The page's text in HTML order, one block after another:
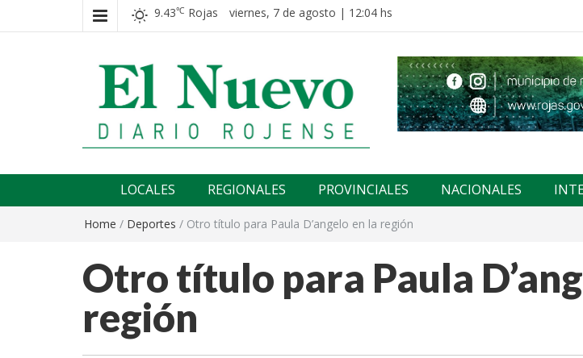
9.43℃ Rojas viernes, 7 de agosto | 12:04 hs
El nuevo rojense
LOCALES REGIONALES PROVINCIALES NACIONALES
Home / Deportes / Otro título para Paula D’angelo en la región
Otro título para Paula
región